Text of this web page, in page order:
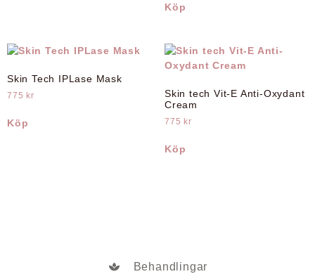
Köp
Skin Tech IPLase Mask
775 kr
Köp
Skin tech Vit-E Anti-Oxydant
Cream
775 kr
Köp
Behandlingar